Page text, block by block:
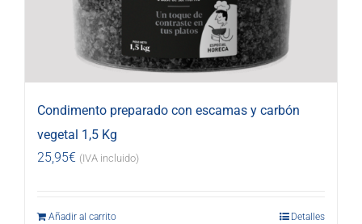
Condimento preparado con escamas y carbón
vegetal 1,5 Kg
25,95€ (IVA incluido)
Añadir al carrito Detalles